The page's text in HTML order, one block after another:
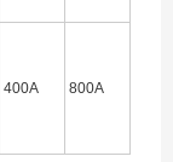
400A 800A